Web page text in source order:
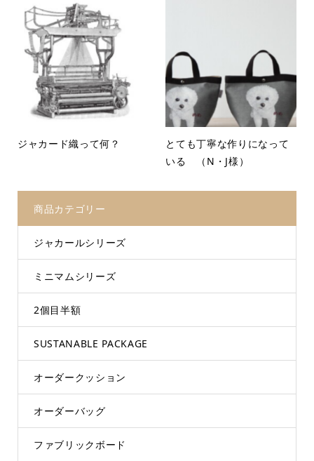
ジャカード織って何？
とても丁寧な作りになって
いる （N・J様）
商品カテゴリー
ジャカールシリーズ
ミニマムシリーズ
2個目半額
SUSTANABLE PACKAGE
オーダークッション
オーダーバッグ
ファブリックボード